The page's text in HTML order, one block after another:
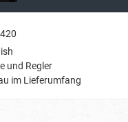
und Regler
im Lieferumfang